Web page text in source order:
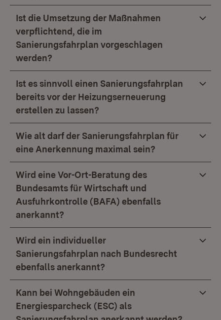
Ist die Umsetzung der Maßnahmen
verpflichtend, die im
Sanierungsfahrplan vorgeschlagen
werden?
Ist es sinnvoll einen Sanierungsfahrplan
bereits vor der Heizungserneuerung
erstellen zu lassen?
Wie alt darf der Sanierungsfahrplan für
eine Anerkennung maximal sein?
Wird eine Vor-Ort-Beratung des
Bundesamts für Wirtschaft und
Ausfuhrkontrolle (BAFA) ebenfalls
anerkannt?
Wird ein individueller
Sanierungsfahrplan nach Bundesrecht
ebenfalls anerkannt?
Kann bei Wohngebäuden ein
Energiesparcheck (ESC) als